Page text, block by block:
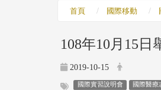
首頁 國際移動
108年10月15
2019-10-15
國際實習說明會 國際醫療